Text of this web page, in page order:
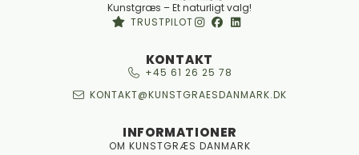
Kunstgræs – Et naturligt valg!
TRUSTPILOT
KONTAKT
+45 61 26 25 78
KONTAKT@KUNSTGRAESDANMARK.DK
INFORMATIONER
OM KUNSTGRÆS DANMARK